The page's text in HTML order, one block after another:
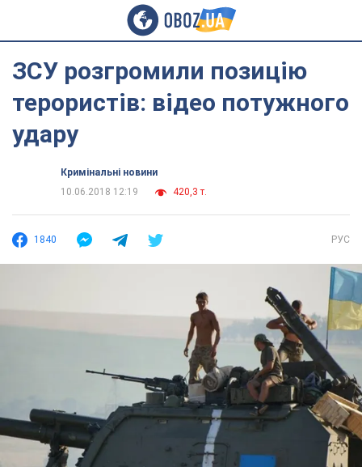
ЗСУ розгромили позицію
терористів: відео потужного
удару
Кримінальні новини
10.06.2018 12:19
420,3 т.
1840 РУС